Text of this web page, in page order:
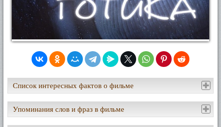
Список интересных фактов о фильме
Упоминания слов и фраз в фильме